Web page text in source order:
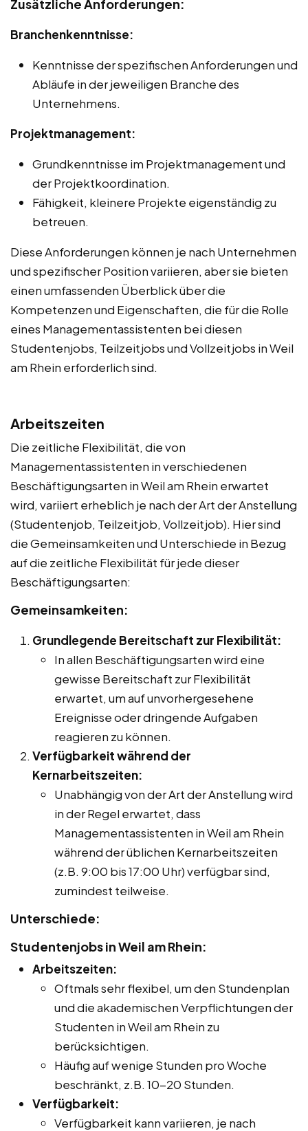
Zusätzliche Anforderungen:
Branchenkenntnisse:
Kenntnisse der spezifischen Anforderungen und
Abläufe in der jeweiligen Branche des
Unternehmens.
Projektmanagement:
Grundkenntnisse im Projektmanagement und
der Projektkoordination.
Fähigkeit, kleinere Projekte eigenständig zu
betreuen.
Diese Anforderungen können je nach Unternehmen
und spezifischer Position variieren, aber sie bieten
einen umfassenden Überblick über die
Kompetenzen und Eigenschaften, die für die Rolle
eines Managementassistenten bei diesen
Studentenjobs, Teilzeitjobs und Vollzeitjobs in Weil
am Rhein erforderlich sind.
Arbeitszeiten
Die zeitliche Flexibilität, die von
Managementassistenten in verschiedenen
Beschäftigungsarten in Weil am Rhein erwartet
wird, variiert erheblich je nach der Art der Anstellung
(Studentenjob, Teilzeitjob, Vollzeitjob). Hier sind
die Gemeinsamkeiten und Unterschiede in Bezug
auf die zeitliche Flexibilität für jede dieser
Beschäftigungsarten:
Gemeinsamkeiten:
Grundlegende Bereitschaft zur Flexibilität:
In allen Beschäftigungsarten wird eine
gewisse Bereitschaft zur Flexibilität
erwartet, um auf unvorhergesehene
Ereignisse oder dringende Aufgaben
reagieren zu können.
Verfügbarkeit während der
Kernarbeitszeiten:
Unabhängig von der Art der Anstellung wird
in der Regel erwartet, dass
Managementassistenten in Weil am Rhein
während der üblichen Kernarbeitszeiten
(z.B. 9:00 bis 17:00 Uhr) verfügbar sind,
zumindest teilweise.
Unterschiede:
Studentenjobs in Weil am Rhein:
Arbeitszeiten:
Oftmals sehr flexibel, um den Stundenplan
und die akademischen Verpflichtungen der
Studenten in Weil am Rhein zu
berücksichtigen.
Häufig auf wenige Stunden pro Woche
beschränkt, z.B. 10-20 Stunden.
Verfügbarkeit:
Verfügbarkeit kann variieren, je nach